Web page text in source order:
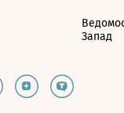
Запад